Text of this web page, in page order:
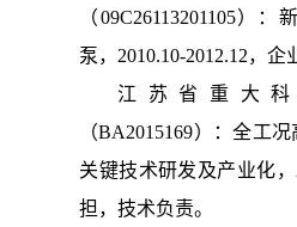
（09C26113201105）
泵，2010.10-2012.12，企
江苏省重大
（BA2015169）：全工
关键技术研发及产业化，
担，技术负责。